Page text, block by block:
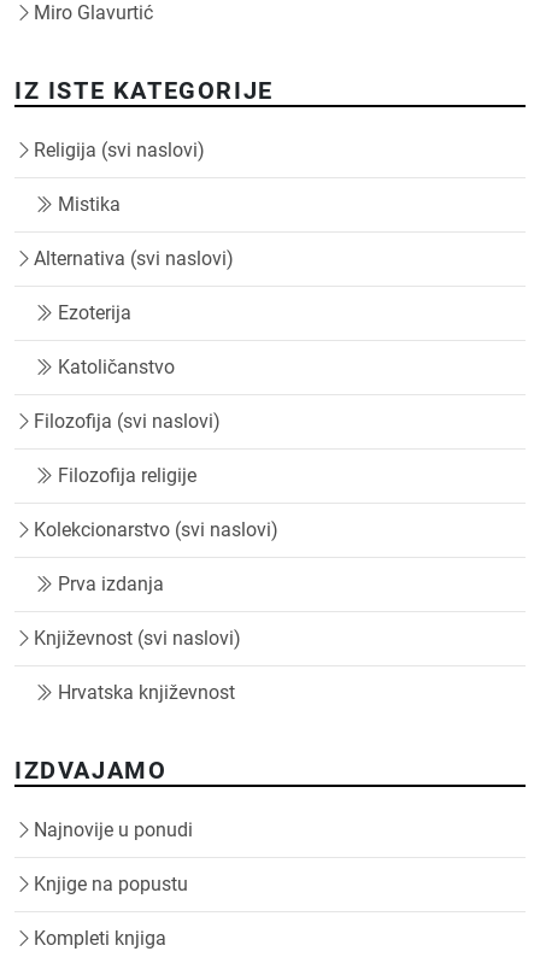
Miro Glavurtić
IZ ISTE KATEGORIJE
Religija (svi naslovi)
Mistika
Alternativa (svi naslovi)
Ezoterija
Katoličanstvo
Filozofija (svi naslovi)
Filozofija religije
Kolekcionarstvo (svi naslovi)
Prva izdanja
Književnost (svi naslovi)
Hrvatska književnost
IZDVAJAMO
Najnovije u ponudi
Knjige na popustu
Kompleti knjiga